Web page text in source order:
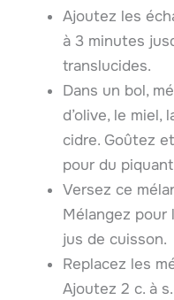
Ajoutez les
à 3 minutes
translucides.
Dans un bol,
d’olive, le
cidre. Goûtez
pour du
Versez ce
Mélangez pour
jus de cuisson.
Replacez les
Ajoutez 2 c. à